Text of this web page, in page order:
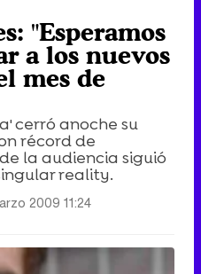
"Esperamos
a los nuevos
mes de
cerró anoche su
récord de
la audiencia siguió
reality.
2009 11:24